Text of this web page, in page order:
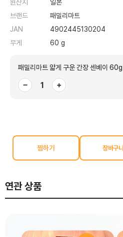
원산지
일본
브랜드
패밀리마트
JAN
4902445130204
무게
60 g
패밀리마트 얇게 구운 간장 센베이 60g
− +
찜하기
연관 상품